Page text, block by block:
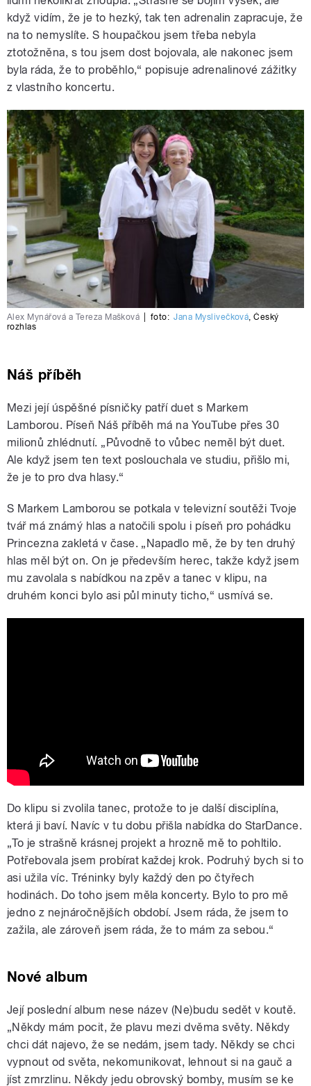
když vidím, že je to hezký, tak ten adrenalin zapracuje, že
na to nemyslíte. S houpačkou jsem třeba nebyla
ztotožněna, s tou jsem dost bojovala, ale nakonec jsem
byla ráda, že to proběhlo,“ popisuje adrenalinové zážitky
z vlastního koncertu.
Alex Mynářová a Tereza Mašková foto: Jana Myslivečková,Český
rozhlas
Náš příběh
Mezi její úspěšné písničky patří duet s Markem
Lamborou. Píseň Náš příběh má na YouTube přes 30
milionů zhlédnutí. „Původně to vůbec neměl být duet.
Ale když jsem ten text poslouchala ve studiu, přišlo mi,
že je to pro dva hlasy.“
S Markem Lamborou se potkala v televizní soutěži Tvoje
tvář má známý hlas a natočili spolu i píseň pro pohádku
Princezna zakletá v čase. „Napadlo mě, že by ten druhý
hlas měl být on. On je především herec, takže když jsem
mu zavolala s nabídkou na zpěv a tanec v klipu, na
druhém konci bylo asi půl minuty ticho,“ usmívá se.
Do klipu si zvolila tanec, protože to je další disciplína,
která ji baví. Navíc v tu dobu přišla nabídka do StarDance.
„To je strašně krásnej projekt a hrozně mě to pohltilo.
Potřebovala jsem probírat každej krok. Podruhý bych si to
asi užila víc. Tréninky byly každý den po čtyřech
hodinách. Do toho jsem měla koncerty. Bylo to pro mě
jedno z nejnáročnějších období. Jsem ráda, že jsem to
zažila, ale zároveň jsem ráda, že to mám za sebou.“
Nové album
Její poslední album nese název (Ne)budu sedět v koutě.
„Někdy mám pocit, že plavu mezi dvěma světy. Někdy
chci dát najevo, že se nedám, jsem tady. Někdy se chci
vypnout od světa, nekomunikovat, lehnout si na gauč a
jíst zmrzlinu. Někdy jedu obrovský bomby, musím se ke